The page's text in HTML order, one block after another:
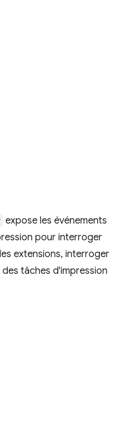
expose les événements
pour interroger
extensions, interroger
tâches d'impression